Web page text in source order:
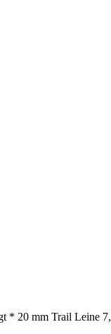
* 20 mm Trail Leine